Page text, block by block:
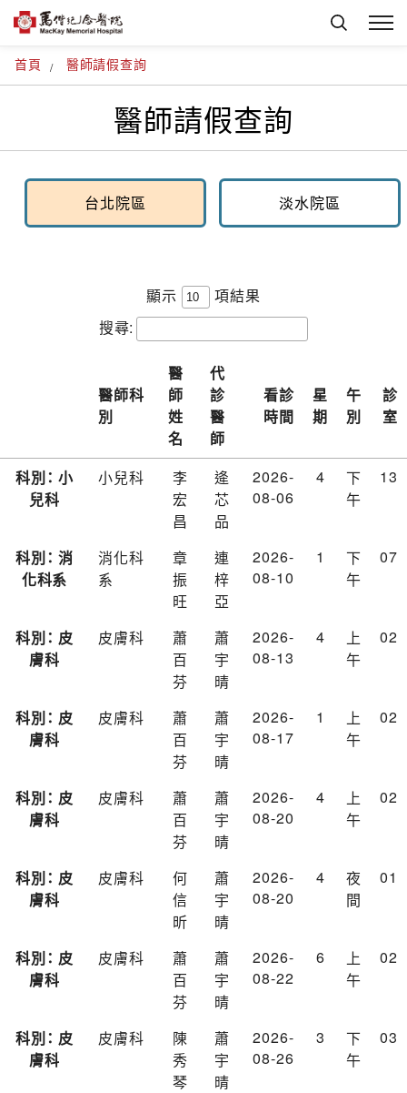
首頁 醫師請假查詢
醫師請假查詢
台北院區 淡水院區
顯示
項結果
搜尋:
醫師科
別
醫
師
姓
名
代
診
醫
師
看診
時間
星
期
午
別
診
室
科別： 小
兒科
小兒科
李
宏
昌
逄
芯
品
2026-
08-06
4
下
午
13
科別： 消
化科系
消化科
系
章
振
旺
連
梓
亞
2026-
08-10
1
下
午
07
科別： 皮
膚科
皮膚科
蕭
百
芬
蕭
宇
晴
2026-
08-13
4
上
午
02
科別： 皮
膚科
皮膚科
蕭
百
芬
蕭
宇
晴
2026-
08-17
1
上
午
02
科別： 皮
膚科
皮膚科
蕭
百
芬
蕭
宇
晴
2026-
08-20
4
上
午
02
科別： 皮
膚科
皮膚科
何
信
昕
蕭
宇
晴
2026-
08-20
4
夜
間
01
科別： 皮
膚科
皮膚科
蕭
百
芬
蕭
宇
晴
2026-
08-22
6
上
午
02
科別： 皮
膚科
皮膚科
陳
秀
琴
蕭
宇
晴
2026-
08-26
3
下
午
03